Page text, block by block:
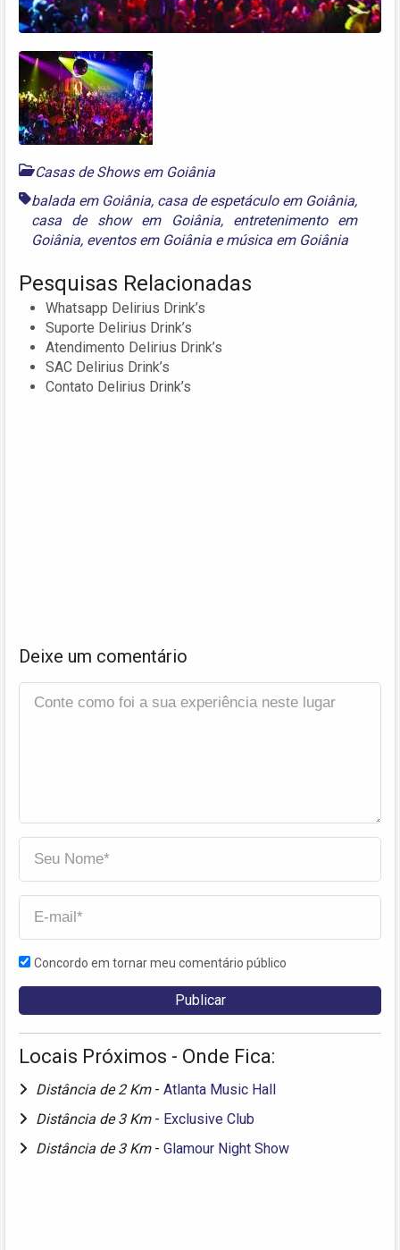
Casas de Shows em Goiânia
balada em Goiânia, casa de espetáculo em Goiânia,
casa de show em Goiânia, entretenimento em
Goiânia, eventos em Goiânia emúsica em Goiânia
Pesquisas Relacionadas
Whatsapp Delirius Drink’s
Suporte Delirius Drink’s
Atendimento Delirius Drink’s
SAC Delirius Drink’s
Contato Delirius Drink’s
Deixe um comentário
Concordo em tornar meu comentário público
Locais Próximos - Onde Fica:
Distância de 2 Km - Atlanta Music Hall
Distância de 3 Km - Exclusive Club
Distância de 3 Km - Glamour Night Show